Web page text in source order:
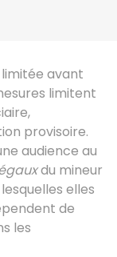
avant
limitent
provisoire.
audience au
du mineur
elles
de
les